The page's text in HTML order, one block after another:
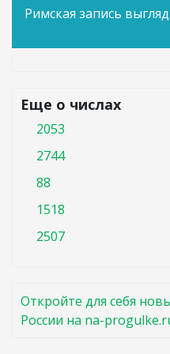
Римская запись
Еще о числах
2053
2744
88
1518
2507
Откройте для себя
России на na-